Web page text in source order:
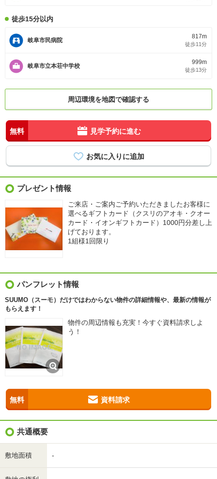
徒歩15分以内
岐阜市民病院
817m
徒歩11分
岐阜市立本荘中学校
999m
徒歩13分
周辺環境を地図で確認する
無料 見学予約に進む
プレゼント情報
ご来店・ご案内ご予約いただきましたお客様に
選べるギフトカード（クスリのアオキ・クオー
カード・イオンギフトカード）1000円分差し上
げております。
1組様1回限り
パンフレット情報
SUUMO（スーモ）だけではわからない物件の詳細情報や、最新の情報が
もらえます！
物件の周辺情報も充実！今すぐ資料請求しよ
う！
無料 資料請求
共通概要
敷地面積 -